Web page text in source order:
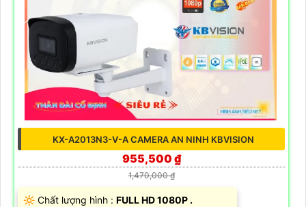
KX-A2013N3-V-A CAMERA AN NINH KBVISION
955,500 ₫
1,470,000 ₫
🔆 Chất lượng hình : FULL HD 1080P .